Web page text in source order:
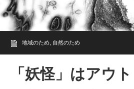
地域のため 自然のため
「妖怪」はアウ